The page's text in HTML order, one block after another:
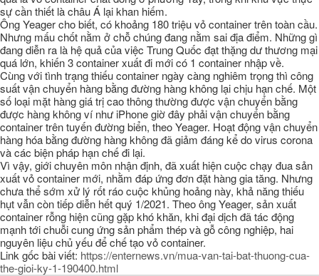
sự cần thiết là châu Á lại khan hiếm.
Ông Yeager cho biết, có khoảng 180 triệu vỏ container trên toàn cầu.
Nhưng mấu chốt nằm ở chỗ chúng đang nằm sai địa điểm. Những gì
đang diễn ra là hệ quả của việc Trung Quốc đạt thặng dư thương mại
quá lớn, khiến 3 container xuất đi mới có 1 container nhập về.
Cùng với tình trạng thiếu container ngày càng nghiêm trọng thì công
suất vận chuyển hàng bằng đường hàng không lại chịu hạn chế. Một
số loại mặt hàng giá trị cao thông thường được vận chuyển bằng
được hàng không ví như iPhone giờ đây phải vận chuyển bằng
container trên tuyến đường biển, theo Yeager. Hoạt động vận chuyển
hàng hóa bằng đường hàng không đã giảm đáng kể do virus corona
và các biện pháp hạn chế đi lại.
Vì vậy, giới chuyên môn nhận định, đã xuất hiện cuộc chạy đua sản
xuất vỏ container mới, nhằm đáp ứng đơn đặt hàng gia tăng. Nhưng
chưa thể sớm xử lý rốt ráo cuộc khủng hoảng này, khả năng thiếu
hụt vẫn còn tiếp diễn hết quý 1/2021. Theo ông Yeager, sản xuất
container rỗng hiện cũng gặp khó khăn, khi đại dịch đã tác động
mạnh tới chuỗi cung ứng sản phẩm thép và gỗ công nghiệp, hai
nguyên liệu chủ yếu để chế tạo vỏ container.
Link gốc bài viết: https://enternews.vn/mua-van-tai-bat-thuong-cua-
the-gioi-ky-1-190400.html